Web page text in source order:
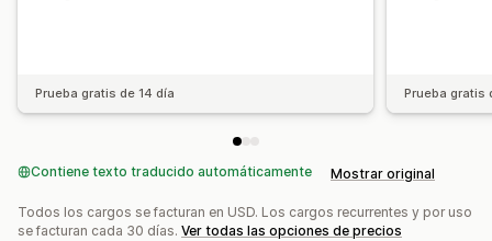
Prueba gratis de 14 día Prueba gratis
Contiene texto traducido automáticamente Mostrar original
Todos los cargos se facturan en USD. Los cargos recurrentes y por uso
se facturan cada 30 días. Ver todas las opciones de precios